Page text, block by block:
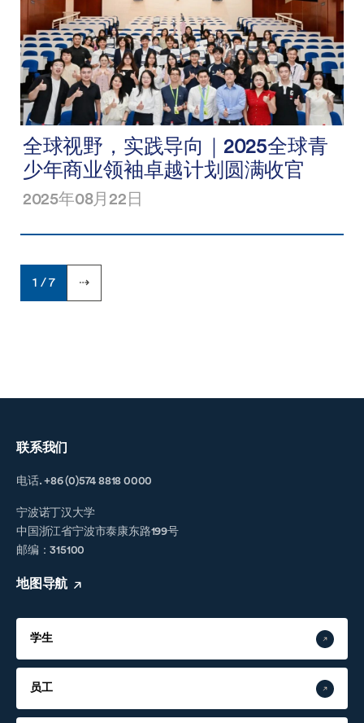
全球视野，实践导向｜2025全球青
少年商业领袖卓越计划圆满收官
2025年08月22日
1 / 7 ⇢
联系我们
电话. +86 (0)574 8818 0000
宁波诺丁汉大学
中国浙江省宁波市泰康东路199号
邮编：315100
地图导航
学生
员工